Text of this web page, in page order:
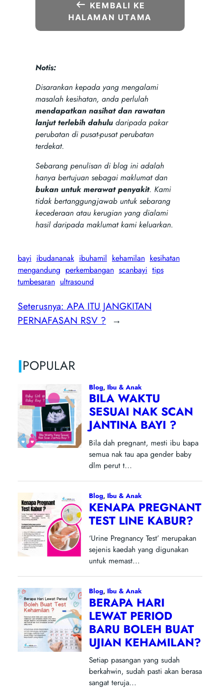
KEMBALI KE
HALAMAN UTAMA
Notis:
Disarankan kepada yang mengalami
masalah kesihatan, anda perlulah
mendapatkan nasihat dan rawatan
lanjut terlebih dahuludaripada pakar
perubatan di pusat-pusat perubatan
terdekat.
Sebarang penulisan di blog ini adalah
hanya bertujuan sebagai maklumat dan
bukan untuk merawat penyakit. Kami
tidak bertanggungjawab untuk sebarang
kecederaan atau kerugian yang dialami
hasil daripada maklumat kami keluarkan.
bayi ibudananak ibuhamil kehamilan kesihatan
mengandung perkembangan scanbayi tips
tumbesaran ultrasound
Seterusnya: APA ITU JANGKITAN
PERNAFASAN RSV ? →
|POPULAR